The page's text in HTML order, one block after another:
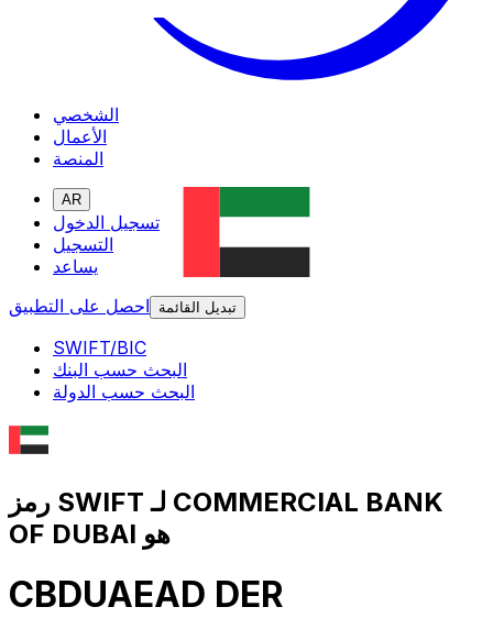
الشخصي
الأعمال
المنصة
AR
تسجيل الدخول
التسجيل
يساعد
احصل على التطبيق
تبديل القائمة
SWIFT/BIC
البحث حسب البنك
البحث حسب الدولة
رمز SWIFT لـ COMMERCIAL BANK
OF DUBAI هو
CBDUAEAD DER